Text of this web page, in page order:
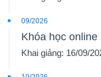
09/2026
Khóa học
Khai giảng: 16/09/